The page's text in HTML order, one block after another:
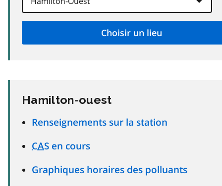
Hamilton-ouest
Renseignements sur la station
CAS en cours
Graphiques horaires des polluants